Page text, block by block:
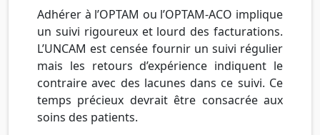
Adhérer à l’OPTAM ou l’OPTAM-ACO implique
un suivi rigoureux et lourd des facturations.
L’UNCAM est censée fournir un suivi régulier
mais les retours d’expérience indiquent le
contraire avec des lacunes dans ce suivi. Ce
temps précieux devrait être consacrée aux
soins des patients.